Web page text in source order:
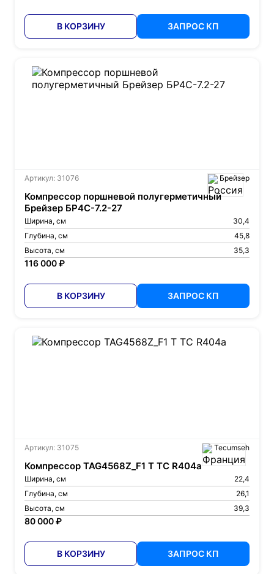
В КОРЗИНУ ЗАПРОС КП
Артикул: 31076 Брейзер
Компрессор поршневой полугерметичный
Брейзер БР4С-7.2-27
Ширина, см
30,4
Глубина, см
45,8
Высота, см
35,3
116 000 ₽
В КОРЗИНУ ЗАПРОС КП
Артикул: 31075 Tecumseh
Компрессор TAG4568Z_F1 T TC R404a
Ширина, см
22,4
Глубина, см
26,1
Высота, см
39,3
80 000 ₽
В КОРЗИНУ ЗАПРОС КП